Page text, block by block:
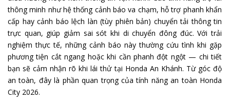
thông minh như hệ thống cảnh báo va chạm, hỗ trợ phanh khẩn
cấp hay cảnh báo lệch làn (tùy phiên bản) chuyển tải thông tin
trực quan, giúp giảm sai sót khi di chuyển đông đúc. Với trải
nghiệm thực tế, những cảnh báo này thường cứu tình khi gặp
phương tiện cắt ngang hoặc khi cần phanh đột ngột — chi tiết
bạn sẽ cảm nhận rõ khi lái thử tại Honda An Khánh. Từ góc độ
an toàn, đây là phần quan trọng của tính năng an toàn Honda
City 2026.